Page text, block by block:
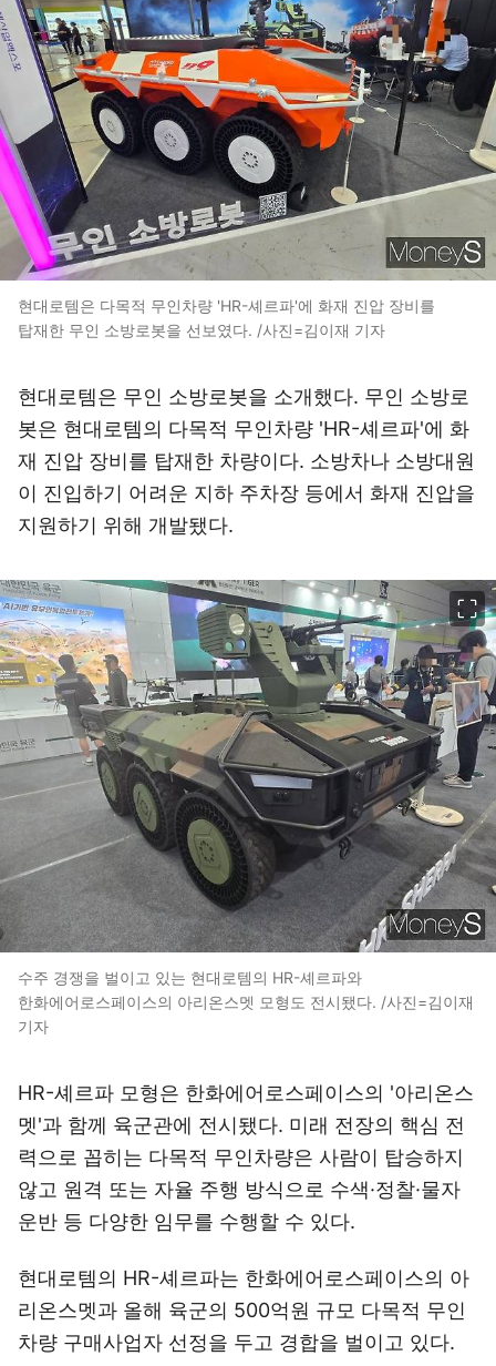
현대로템은 다목적 무인차량 'HR-셰르파'에 화재 진압 장비를
탑재한 무인 소방로봇을 선보였다. /사진=김이재 기자
현대로템은 무인 소방로봇을 소개했다. 무인 소방로
봇은 현대로템의 다목적 무인차량 'HR-셰르파'에 화
재 진압 장비를 탑재한 차량이다. 소방차나 소방대원
이 진입하기 어려운 지하 주차장 등에서 화재 진압을
지원하기 위해 개발됐다.
수주 경쟁을 벌이고 있는 현대로템의 HR-셰르파와
한화에어로스페이스의 아리온스멧 모형도 전시됐다. /사진=김이재
기자
HR-셰르파 모형은 한화에어로스페이스의 '아리온스
멧'과 함께 육군관에 전시됐다. 미래 전장의 핵심 전
력으로 꼽히는 다목적 무인차량은 사람이 탑승하지
않고 원격 또는 자율 주행 방식으로 수색·정찰·물자
운반 등 다양한 임무를 수행할 수 있다.
현대로템의 HR-셰르파는 한화에어로스페이스의 아
리온스멧과 올해 육군의 500억원 규모 다목적 무인
차량 구매사업자 선정을 두고 경합을 벌이고 있다.